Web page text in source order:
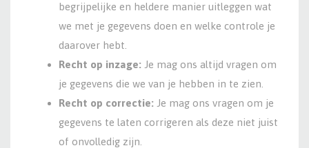
begrijpelijke en heldere manier uitleggen wat
we met je gegevens doen en welke controle je
daarover hebt.
Recht op inzage: Je mag ons altijd vragen om
je gegevens die we van je hebben in te zien.
Recht op correctie: Je mag ons vragen om je
gegevens te laten corrigeren als deze niet juist
of onvolledig zijn.